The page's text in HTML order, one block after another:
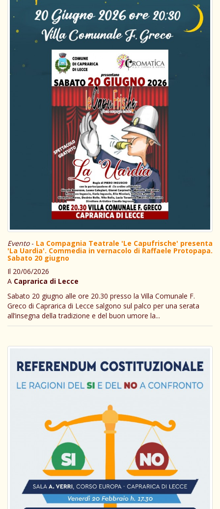
Evento- La Compagnia Teatrale 'Le Capufrische' presenta
'La Uardia'. Commedia in vernacolo di Raffaele Protopapa.
Sabato 20 giugno
Il 20/06/2026
A Caprarica di Lecce
Sabato 20 giugno alle ore 20.30 presso la Villa Comunale F.
Greco di Caprarica di Lecce salgono sul palco per una serata
all’insegna della tradizione e del buon umore la...